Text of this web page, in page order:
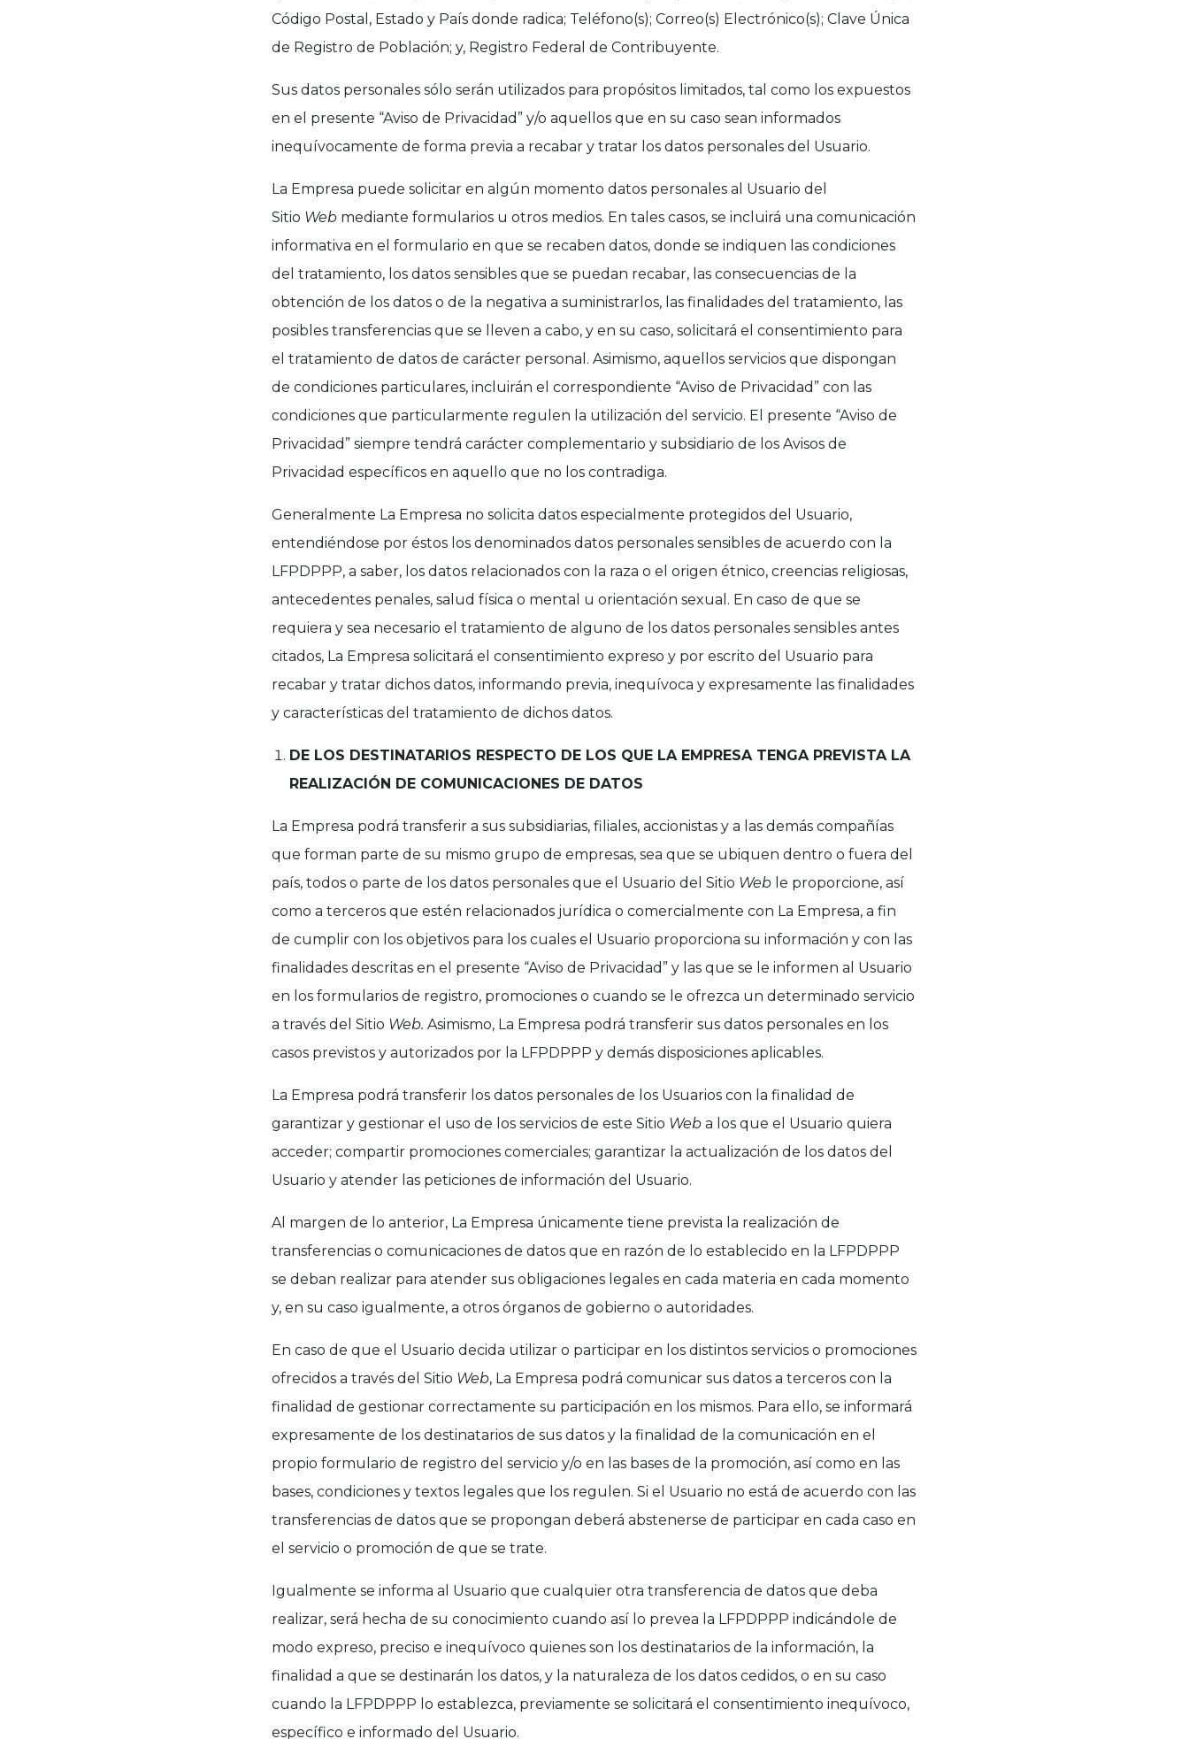
Código Postal, Estado y País donde radica; Teléfono(s); Correo(s) Electrónico(s); Clave Única
de Registro de Población; y, Registro Federal de Contribuyente.
Sus datos personales sólo serán utilizados para propósitos limitados, tal como los expuestos
en el presente “Aviso de Privacidad” y/o aquellos que en su caso sean informados
inequívocamente de forma previa a recabar y tratar los datos personales del Usuario.
La Empresa puede solicitar en algún momento datos personales al Usuario del
Sitio Web mediante formularios u otros medios. En tales casos, se incluirá una comunicación
informativa en el formulario en que se recaben datos, donde se indiquen las condiciones
del tratamiento, los datos sensibles que se puedan recabar, las consecuencias de la
obtención de los datos o de la negativa a suministrarlos, las finalidades del tratamiento, las
posibles transferencias que se lleven a cabo, y en su caso, solicitará el consentimiento para
el tratamiento de datos de carácter personal. Asimismo, aquellos servicios que dispongan
de condiciones particulares, incluirán el correspondiente “Aviso de Privacidad” con las
condiciones que particularmente regulen la utilización del servicio. El presente “Aviso de
Privacidad” siempre tendrá carácter complementario y subsidiario de los Avisos de
Privacidad específicos en aquello que no los contradiga.
Generalmente La Empresa no solicita datos especialmente protegidos del Usuario,
entendiéndose por éstos los denominados datos personales sensibles de acuerdo con la
LFPDPPP, a saber, los datos relacionados con la raza o el origen étnico, creencias religiosas,
antecedentes penales, salud física o mental u orientación sexual. En caso de que se
requiera y sea necesario el tratamiento de alguno de los datos personales sensibles antes
citados, La Empresa solicitará el consentimiento expreso y por escrito del Usuario para
recabar y tratar dichos datos, informando previa, inequívoca y expresamente las finalidades
y características del tratamiento de dichos datos.
DE LOS DESTINATARIOS RESPECTO DE LOS QUE LA EMPRESA TENGA PREVISTA LA
REALIZACIÓN DE COMUNICACIONES DE DATOS
La Empresa podrá transferir a sus subsidiarias, filiales, accionistas y a las demás compañías
que forman parte de su mismo grupo de empresas, sea que se ubiquen dentro o fuera del
país, todos o parte de los datos personales que el Usuario del Sitio Web le proporcione, así
como a terceros que estén relacionados jurídica o comercialmente con La Empresa, a fin
de cumplir con los objetivos para los cuales el Usuario proporciona su información y con las
finalidades descritas en el presente “Aviso de Privacidad” y las que se le informen al Usuario
en los formularios de registro, promociones o cuando se le ofrezca un determinado servicio
a través del Sitio Web. Asimismo, La Empresa podrá transferir sus datos personales en los
casos previstos y autorizados por la LFPDPPP y demás disposiciones aplicables.
La Empresa podrá transferir los datos personales de los Usuarios con la finalidad de
garantizar y gestionar el uso de los servicios de este Sitio Web a los que el Usuario quiera
acceder; compartir promociones comerciales; garantizar la actualización de los datos del
Usuario y atender las peticiones de información del Usuario.
Al margen de lo anterior, La Empresa únicamente tiene prevista la realización de
transferencias o comunicaciones de datos que en razón de lo establecido en la LFPDPPP
se deban realizar para atender sus obligaciones legales en cada materia en cada momento
y, en su caso igualmente, a otros órganos de gobierno o autoridades.
En caso de que el Usuario decida utilizar o participar en los distintos servicios o promociones
ofrecidos a través del Sitio Web, La Empresa podrá comunicar sus datos a terceros con la
finalidad de gestionar correctamente su participación en los mismos. Para ello, se informará
expresamente de los destinatarios de sus datos y la finalidad de la comunicación en el
propio formulario de registro del servicio y/o en las bases de la promoción, así como en las
bases, condiciones y textos legales que los regulen. Si el Usuario no está de acuerdo con las
transferencias de datos que se propongan deberá abstenerse de participar en cada caso en
el servicio o promoción de que se trate.
Igualmente se informa al Usuario que cualquier otra transferencia de datos que deba
realizar, será hecha de su conocimiento cuando así lo prevea la LFPDPPP indicándole de
modo expreso, preciso e inequívoco quienes son los destinatarios de la información, la
finalidad a que se destinarán los datos, y la naturaleza de los datos cedidos, o en su caso
cuando la LFPDPPP lo establezca, previamente se solicitará el consentimiento inequívoco,
específico e informado del Usuario.